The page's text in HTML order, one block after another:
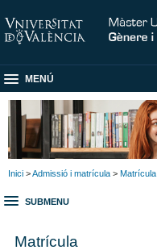
MENÚ
Inici >Admissió i matrícula >
SUBMENU
Matrícula